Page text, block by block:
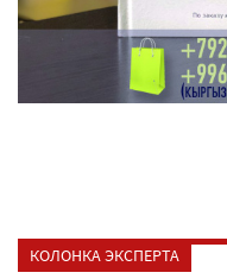
КОЛОНКА ЭКСПЕРТА